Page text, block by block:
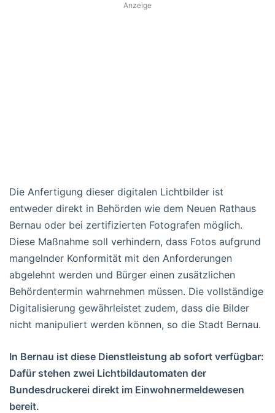
Anzeige
Die Anfertigung dieser digitalen Lichtbilder ist
entweder direkt in Behörden wie dem Neuen Rathaus
Bernau oder bei zertifizierten Fotografen möglich.
Diese Maßnahme soll verhindern, dass Fotos aufgrund
mangelnder Konformität mit den Anforderungen
abgelehnt werden und Bürger einen zusätzlichen
Behördentermin wahrnehmen müssen. Die vollständige
Digitalisierung gewährleistet zudem, dass die Bilder
nicht manipuliert werden können, so die Stadt Bernau.
In Bernau ist diese Dienstleistung ab sofort verfügbar:
Dafür stehen zwei Lichtbildautomaten der
Bundesdruckerei direkt im Einwohnermeldewesen
bereit.